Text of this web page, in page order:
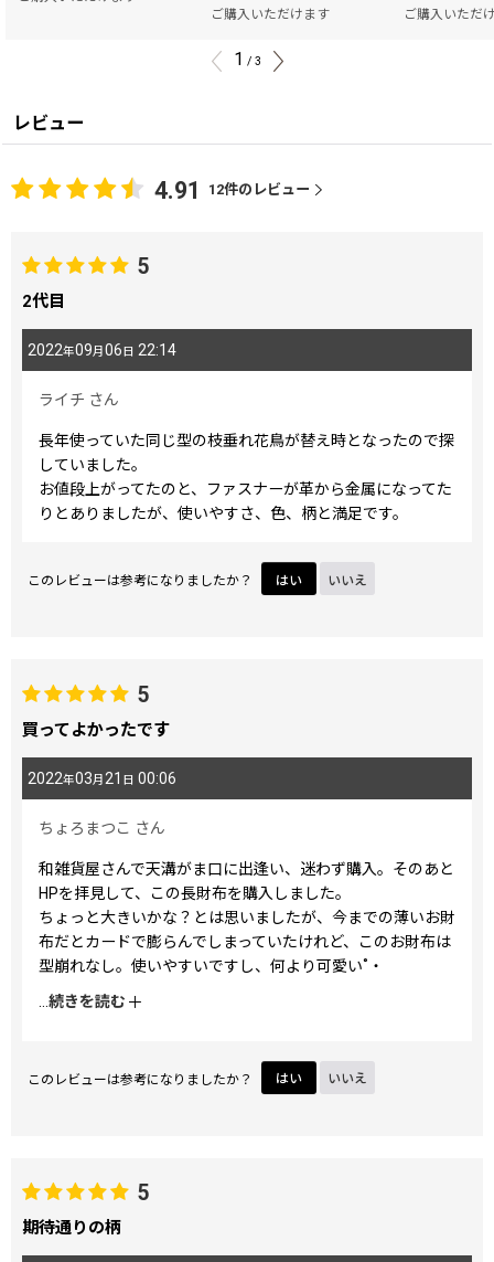
ご購入いただけます
ご購入いただ
1 / 3
レビュー
4.91 12件のレビュー
5
2代目
2022年09月 06 日 22:14
ライチ さん
長年使っていた同じ型の枝垂れ花鳥が替え時となったので探
していました。
お値段上がってたのと、ファスナーが革から金属になってた
りとありましたが、使いやすさ、色、柄と満足です。
このレビューは参考になりましたか？ はい いいえ
5
買ってよかったです
2022年03月 21 日 00:06
ちょろまつこ さん
和雑貨屋さんで天溝がま口に出逢い、迷わず購入。そのあと
HPを拝見して、この長財布を購入しました。
ちょっと大きいかな？とは思いましたが、今までの薄いお財
布だとカードで膨らんでしまっていたけれど、このお財布は
型崩れなし。使いやすいですし、何より可愛い˚‧
*♡ॢ˃̶̤̀◡˂̶̤́♡ॢ*‧˚ わたしにはちょっと高価でしたが、テン
ションあがるし、買ってよかったです。
続きを読む
このレビューは参考になりましたか？ はい いいえ
5
期待通りの柄